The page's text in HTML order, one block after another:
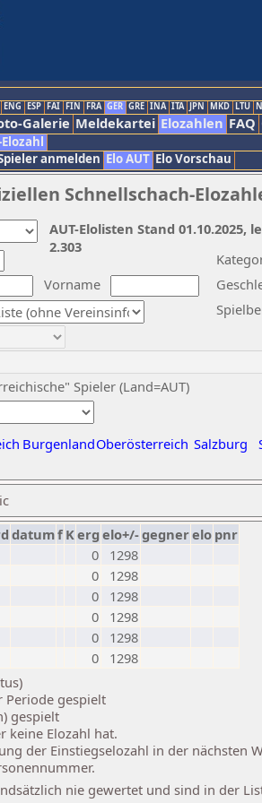
ENG ESP FAI FIN FRA GER GRE INA ITA JPN MKD LTU
Galerie Meldekartei Elozahlen FAQ
anmelden Elo AUT Elo Vorschau
Schnellschach-
Vorname
Spieler (Land=AUT)
BurgenlandOberösterreich Salzburg
AUT-Elolisten Stand
2.303
datumf Kerg elo+/-gegnerelo pnr
0
1298
0
1298
0
1298
0
1298
0
1298
0
1298
Periode gespielt
gespielt
keine Elozahl hat.
der Einstiegselozahl in der nächsten
nie gewertet und sind in der